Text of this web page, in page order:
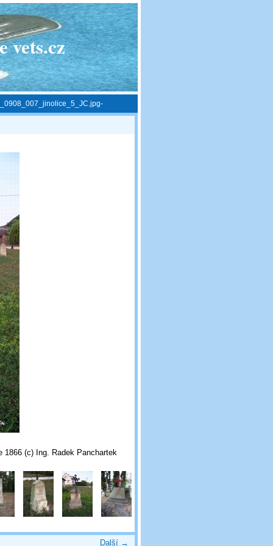
vets.cz
(c) Ing. Radek Panchartek
Další →